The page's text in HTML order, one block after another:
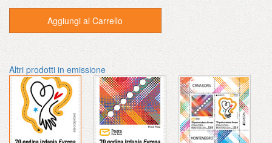
Aggiungi al Carrello
Altri prodotti in emissione